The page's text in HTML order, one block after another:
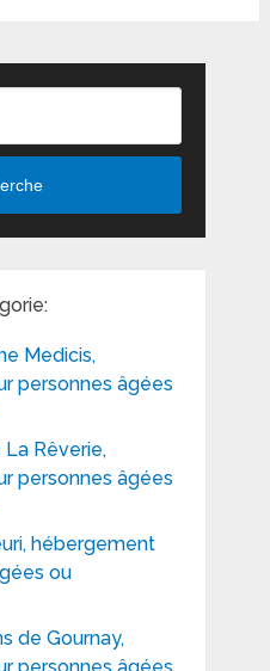
Medicis,
personnes âgées
Rêverie,
personnes âgées
hébergement
ou
de Gournay,
personnes âgées